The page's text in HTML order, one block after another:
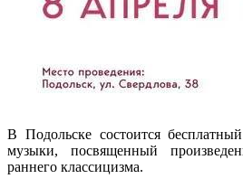
В Подольске состоится
музыки, посвященный
раннего классицизма.